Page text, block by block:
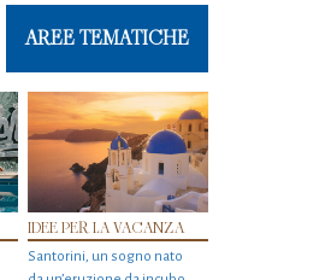
AREE TEMATICHE
IDEE PER LA VACANZA
Santorini, un sogno nato